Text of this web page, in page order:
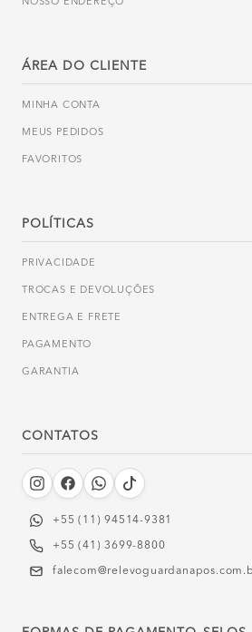
ÁREA DO CLIENTE
MINHA CONTA
MEUS PEDIDOS
FAVORITOS
POLÍTICAS
PRIVACIDADE
TROCAS E DEVOLUÇÕES
ENTREGA E FRETE
PAGAMENTO
GARANTIA
CONTATOS
+55 (11) 94514-9381‬
+55 (41) 3699-8800